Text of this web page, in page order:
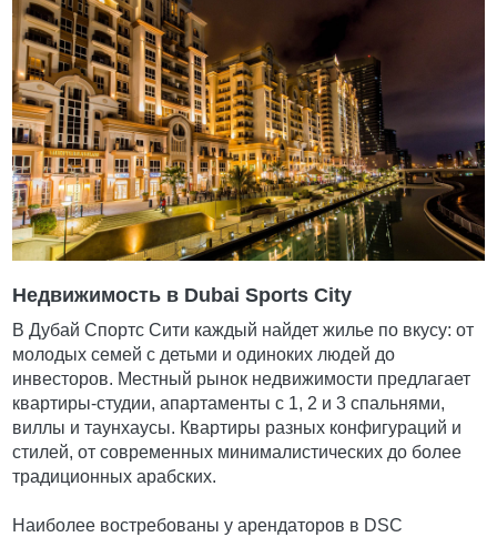
Недвижимость в Dubai Sports City
В Дубай Спортс Сити каждый найдет жилье по вкусу: от
молодых семей с детьми и одиноких людей до
инвесторов. Местный рынок недвижимости предлагает
квартиры-студии, апартаменты с 1, 2 и 3 спальнями,
виллы и таунхаусы. Квартиры разных конфигураций и
стилей, от современных минималистических до более
традиционных арабских.
Наиболее востребованы у арендаторов в DSC